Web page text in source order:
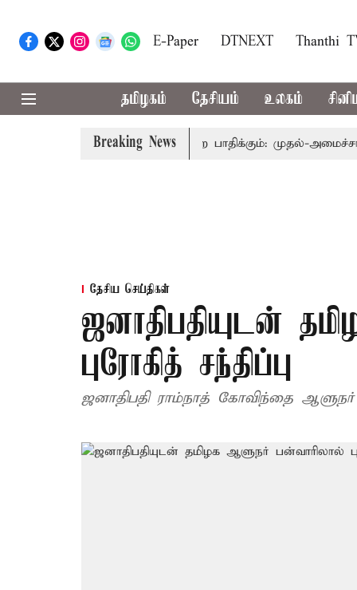
E-Paper DTNEXT Thanthi
தமிழகம் தேசியம் உலகம்
Breaking News
தொகுதி மறுவரையறை பாதிக்கும்: முதல்-அமைச்சர்
தேசிய செய்திகள்
ஜனாதிபதியுடன்
புரோகித் சந்திப்பு
ஜனாதிபதி ராம்நாத் கோவிந்தை ஆளுநர்